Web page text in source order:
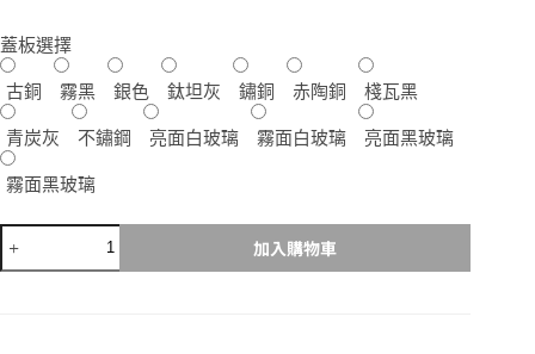
蓋板選擇
古銅 霧黑 銀色 鈦坦灰 鏽銅 赤陶銅 棧瓦黑
青炭灰 不鏽鋼 亮面白玻璃 霧面白玻璃 亮面黑玻璃
霧面黑玻璃
Panasonic
Glatima
｜
加入購物車